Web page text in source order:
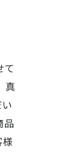
て
真
品